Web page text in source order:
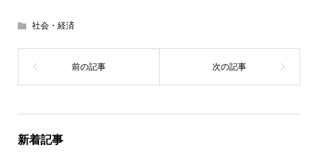
社会・経済
新着記事